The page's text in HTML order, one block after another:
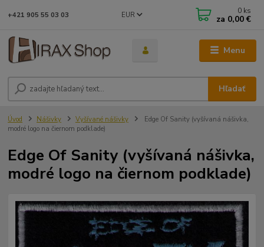
Menu
EUR
Hľadať
+421 905 55 03 03 0 ks
za 0,00 €
Úvod Nášivky Vyšívané nášivky
Edge Of Sanity (vyšívaná nášivka,
modré logo na čiernom podklade)
Edge Of Sanity (vyšívaná nášivka,
modré logo na čiernom podklade)